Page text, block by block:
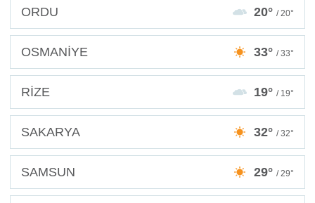
ORDU 20° / 20°
OSMANİYE 33° / 33°
RİZE 19° / 19°
SAKARYA 32° / 32°
SAMSUN 29° / 29°